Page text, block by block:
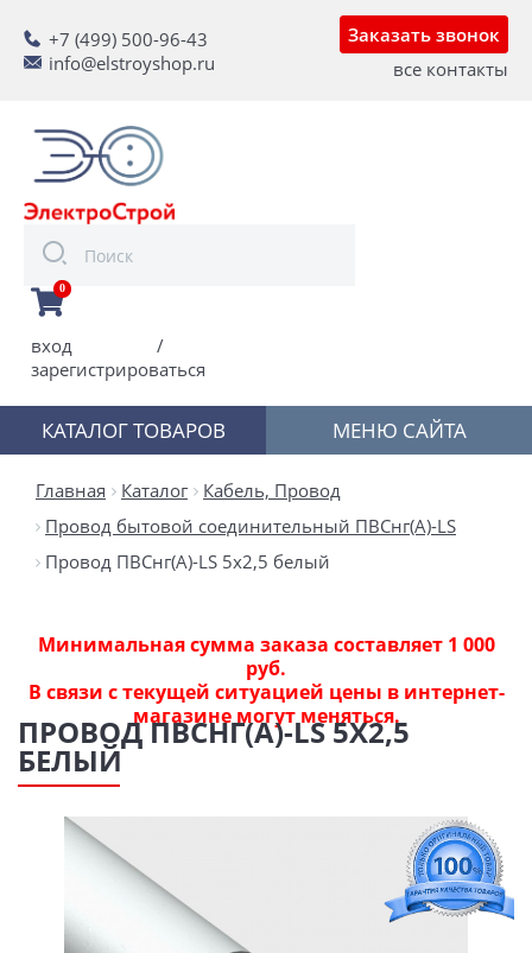
+7 (499) 500-96-43
info@elstroyshop.ru
Заказать звонок
все контакты
0
вход
/
зарегистрироваться
КАТАЛОГ ТОВАРОВ МЕНЮ САЙТА
Главная Каталог
Кабель, Провод
Провод бытовой соединительный ПВСнг(А)-LS
Провод ПВСнг(А)-LS 5х2,5 белый
Минимальная сумма заказа составляет 1 000
руб.
В связи с текущей ситуацией цены в интернет-
магазине могут меняться.
ПРОВОД ПВСНГ(А)-LS 5Х2,5
БЕЛЫЙ